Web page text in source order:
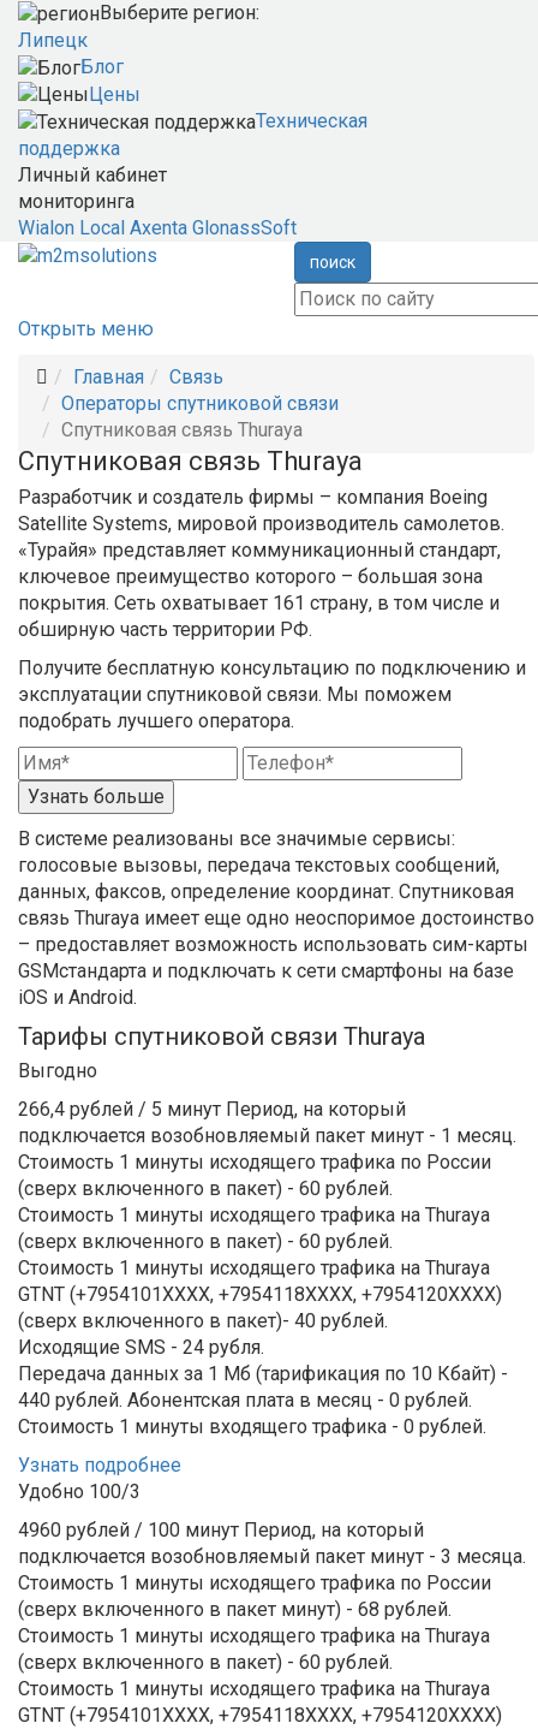
Выберите регион:
Липецк
Блог
Цены
Техническая
поддержка
Личный кабинет
мониторинга
Wialon Local Axenta GlonassSoft
поиск
Открыть меню
Главная
Связь
Операторы спутниковой связи
Спутниковая связь Thuraya
Спутниковая связь Thuraya
Разработчик и создатель фирмы – компания Boeing
Satellite Systems, мировой производитель самолетов.
«Турайя» представляет коммуникационный стандарт,
ключевое преимущество которого – большая зона
покрытия. Сеть охватывает 161 страну, в том числе и
обширную часть территории РФ.
Получите бесплатную консультацию по подключению и
эксплуатации спутниковой связи. Мы поможем
подобрать лучшего оператора.
Узнать больше
В системе реализованы все значимые сервисы:
голосовые вызовы, передача текстовых сообщений,
данных, факсов, определение координат. Спутниковая
связь Thuraya имеет еще одно неоспоримое достоинство
– предоставляет возможность использовать сим-карты
GSMстандарта и подключать к сети смартфоны на базе
iOS и Android.
Тарифы спутниковой связи Thuraya
Выгодно
266,4 рублей / 5 минут Период, на который
подключается возобновляемый пакет минут - 1 месяц.
Стоимость 1 минуты исходящего трафика по России
(сверх включенного в пакет) - 60 рублей.
Стоимость 1 минуты исходящего трафика на Thuraya
(сверх включенного в пакет) - 60 рублей.
Стоимость 1 минуты исходящего трафика на Thuraya
GTNT (+7954101XXXX, +7954118ХХХХ, +7954120ХХХХ)
(сверх включенного в пакет)- 40 рублей.
Исходящие SMS - 24 рубля.
Передача данных за 1 Мб (тарификация по 10 Кбайт) -
440 рублей. Абонентская плата в месяц - 0 рублей.
Стоимость 1 минуты входящего трафика - 0 рублей.
Узнать подробнее
Удобно 100/3
4960 рублей / 100 минут Период, на который
подключается возобновляемый пакет минут - 3 месяца.
Стоимость 1 минуты исходящего трафика по России
(сверх включенного в пакет минут) - 68 рублей.
Стоимость 1 минуты исходящего трафика на Thuraya
(сверх включенного в пакет) - 60 рублей.
Стоимость 1 минуты исходящего трафика на Thuraya
GTNT (+7954101XXXX, +7954118ХХХХ, +7954120ХХХХ)